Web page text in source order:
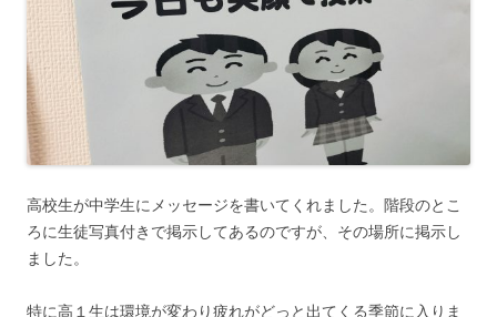
高校生が中学生にメッセージを書いてくれました。階段のとこ
ろに生徒写真付きで掲示してあるのですが、その場所に掲示し
ました。
特に高１生は環境が変わり疲れがどっと出てくる季節に入りま